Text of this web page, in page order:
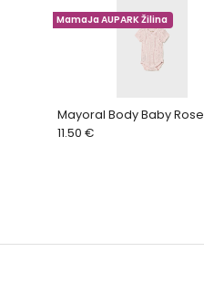
Mayoral Body Baby Rose
MamaJa AUPARK Žilina
11.50 €